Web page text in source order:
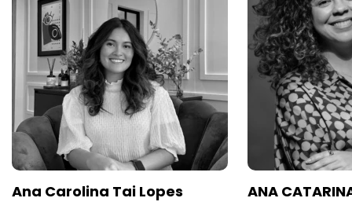
Ana Carolina Tai Lopes ANA